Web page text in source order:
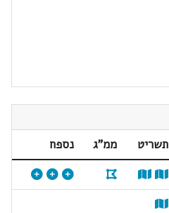
תשריט ממ"ג
נספח